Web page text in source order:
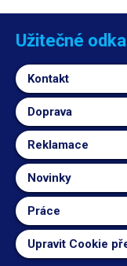
Užitečné
Kontakt
Doprava
Reklamace
Novinky
Práce
Upravit Cookie